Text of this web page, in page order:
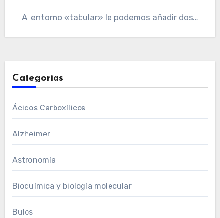
Al entorno «tabular» le podemos añadir dos…
Categorías
Ácidos Carboxílicos
Alzheimer
Astronomía
Bioquímica y biología molecular
Bulos